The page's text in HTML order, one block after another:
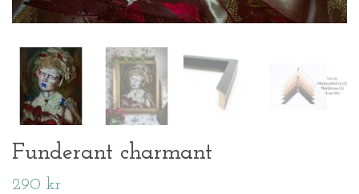
Funderant charmant
290 kr